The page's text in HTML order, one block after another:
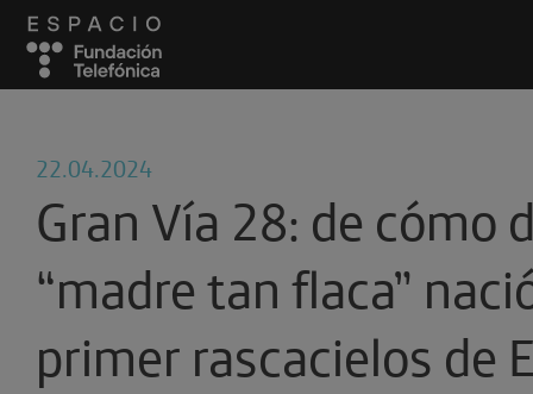
22.04.2024
Gran Vía 28: de cómo
“madre tan flaca”
primer rascacielos de